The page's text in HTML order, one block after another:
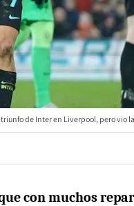
de Inter en Liverpool, pero vio
con muchos